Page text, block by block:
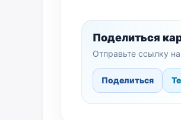
Поделиться
Отправьте ссылку
Поделиться